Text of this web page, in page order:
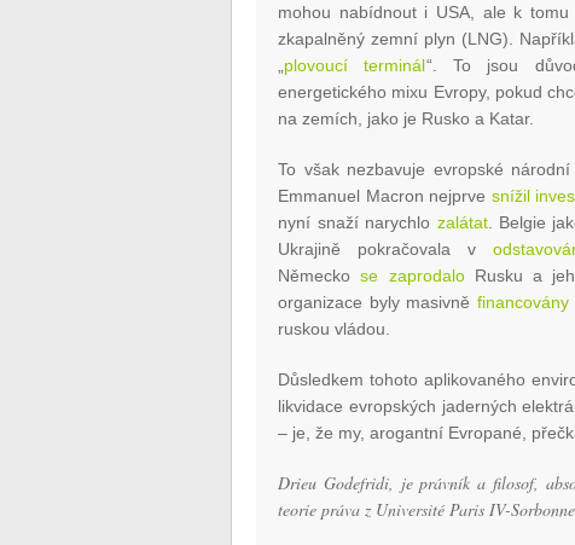
mohou nabídnout i USA, ale k
zkapalněný zemní plyn (LNG).
plovoucí terminál“. To jsou
energetického mixu Evropy, pokud
na zemích, jako je Rusko a Katar.
To však nezbavuje evropské
Emmanuel Macron nejprve snížil
nyní snaží narychlo zalátat. Belgie
Ukrajině pokračovala v
Německose zaprodaloRusku a
organizace byly masivně financovány
ruskou vládou.
Důsledkem tohoto aplikovaného
likvidace evropských jaderných
– je, že my, arogantní Evropané,
Drieu Godefridi, je právník a filosof,
teorie práva z Université Paris IV-